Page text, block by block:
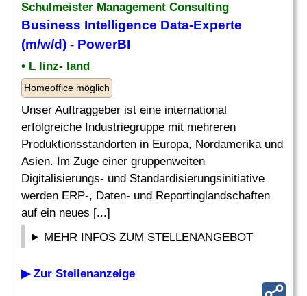
Schulmeister Management Consulting
Business Intelligence Data-Experte
(m/w/d) - PowerBI
• L linz- land
Homeoffice möglich
Unser Auftraggeber ist eine international
erfolgreiche Industriegruppe mit mehreren
Produktionsstandorten in Europa, Nordamerika und
Asien. Im Zuge einer gruppenweiten
Digitalisierungs- und Standardisierungsinitiative
werden ERP-, Daten- und Reportinglandschaften
auf ein neues [...]
MEHR INFOS ZUM STELLENANGEBOT
▶ Zur Stellenanzeige